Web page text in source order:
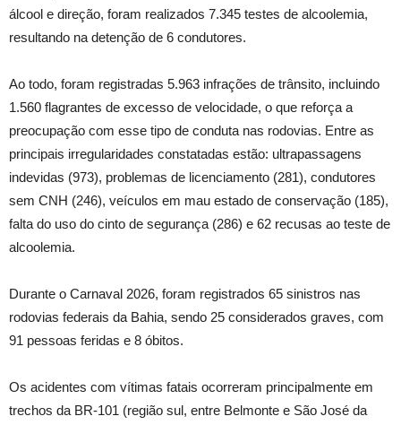
álcool e direção, foram realizados 7.345 testes de alcoolemia,
resultando na detenção de 6 condutores.
Ao todo, foram registradas 5.963 infrações de trânsito, incluindo
1.560 flagrantes de excesso de velocidade, o que reforça a
preocupação com esse tipo de conduta nas rodovias. Entre as
principais irregularidades constatadas estão: ultrapassagens
indevidas (973), problemas de licenciamento (281), condutores
sem CNH (246), veículos em mau estado de conservação (185),
falta do uso do cinto de segurança (286) e 62 recusas ao teste de
alcoolemia.
Durante o Carnaval 2026, foram registrados 65 sinistros nas
rodovias federais da Bahia, sendo 25 considerados graves, com
91 pessoas feridas e 8 óbitos.
Os acidentes com vítimas fatais ocorreram principalmente em
trechos da BR-101 (região sul, entre Belmonte e São José da